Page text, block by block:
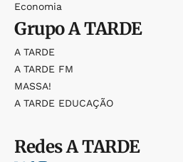
Economia
GrupoA TARDE
A TARDE
A TARDE FM
MASSA!
A TARDE EDUCAÇÃO
RedesA TARDE